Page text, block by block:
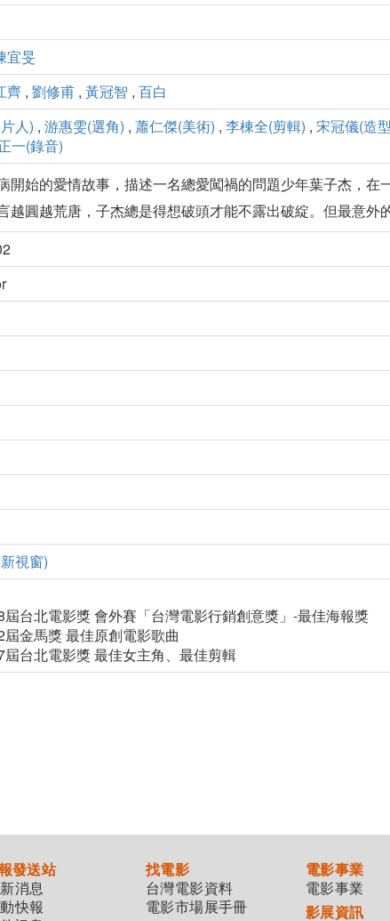
宜旻
齊 , 劉修甫 , 黃冠智 , 百白
人) , 游惠雯(選角) , 蕭仁傑(美術) , 李棟全(剪輯) , 宋冠儀(造
一(錄音)
開始的愛情故事，描述一名總愛闖禍的問題少年葉子杰，
越圓越荒唐，子杰總是得想破頭才能不露出破綻。但最意
視窗)
屆台北電影獎 會外賽「台灣電影行銷創意獎」-最佳海報獎
金馬獎 最佳原創電影歌曲
屆台北電影獎 最佳女主角、最佳剪輯
發送站
消息
快報
找電影
台灣電影資料
電影市場展手冊
電影事業
電影事業
影展資訊